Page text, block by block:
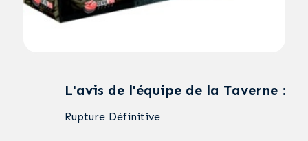
L'avis de l'équipe de la Taverne :
Rupture Définitive